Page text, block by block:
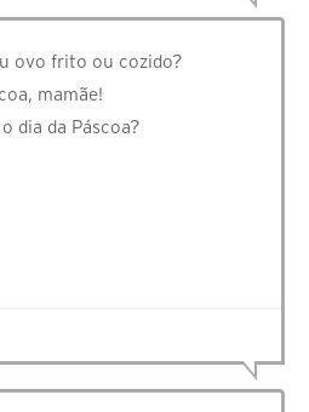
ovo frito ou cozido?
mamãe!
dia da Páscoa?